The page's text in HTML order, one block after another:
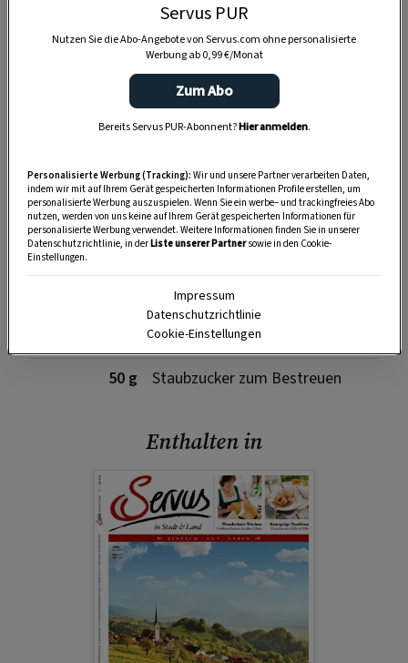
Zutaten
110 g
Feinkristallzucker
4
Eiklar
Maisstärke
glattes Mehl
50 g
Staubzucker zum Bestreuen
Enthalten in
Servus PUR
Nutzen Sie die Abo-Angebote von Servus.com ohne personalisierte
Werbung ab 0,99 €/Monat
Zum Abo
Bereits Servus PUR-Abonnent?Hier anmelden.
Personalisierte Werbung (Tracking): Wir und unsere Partner verarbeiten Daten,
indem wir mit auf Ihrem Gerät gespeicherten Informationen Profile erstellen, um
personalisierte Werbung auszuspielen. Wenn Sie ein werbe– und trackingfreies Abo
nutzen, werden von uns keine auf Ihrem Gerät gespeicherten Informationen für
personalisierte Werbung verwendet. Weitere Informationen finden Sie in unserer
Datenschutzrichtlinie, in derListe unserer Partnersowie in den Cookie-
Einstellungen.
Impressum
Datenschutzrichtlinie
Cookie-Einstellungen